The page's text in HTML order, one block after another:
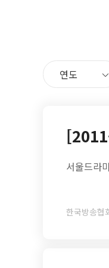
서울드라
한국방송협